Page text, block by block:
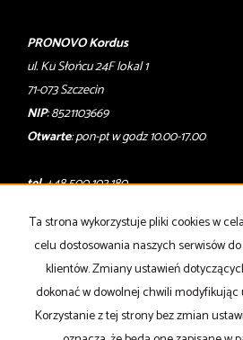
PRONOVO Kordus
ul. Ku Słońcu 24F lokal 1
71-073 Szczecin
NIP: 8521103669
Otwarte: pon-pt w godz 10.00-17.00
tel. +48 500 103 180
Mieszkaniana wynajem
Domy
Działkina wynajem
Lokalena wynajem
Halena wynajem
Obiektyna wynajem
Ta strona wykorzystuje pliki cookies w
celu dostosowania naszych serwisów
klientów. Zmiany ustawień
dokonać w dowolnej chwili
Korzystanie z tej strony bez zmian